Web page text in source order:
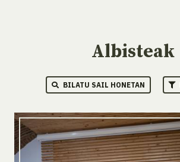
Albisteak
BILATU SAIL HONETAN